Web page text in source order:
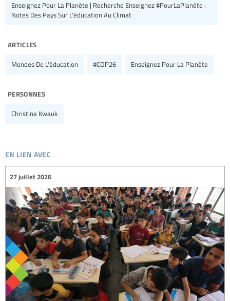
Enseignez Pour La Planète | Recherche Enseignez #PourLaPlanète :
Notes Des Pays Sur L'éducation Au Climat
articles
Mondes De L'éducation #COP26 Enseignez Pour La Planète
personnes
Christina Kwauk
en lien avec
27 juillet 2026